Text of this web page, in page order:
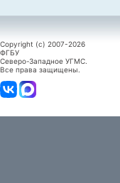
Copyright (c) 2007-2026
ФГБУ
Северо-Западное УГМС.
Все права защищены.